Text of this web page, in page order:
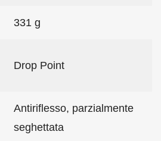
331 g
Drop Point
Antiriflesso, parzialmente
seghettata